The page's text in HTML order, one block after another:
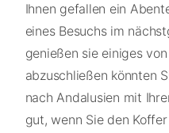
Ihnen gefallen ein
eines Besuchs im
genießen sie einiges
abzuschließen könnten
nach Andalusien mit
gut, wenn Sie den